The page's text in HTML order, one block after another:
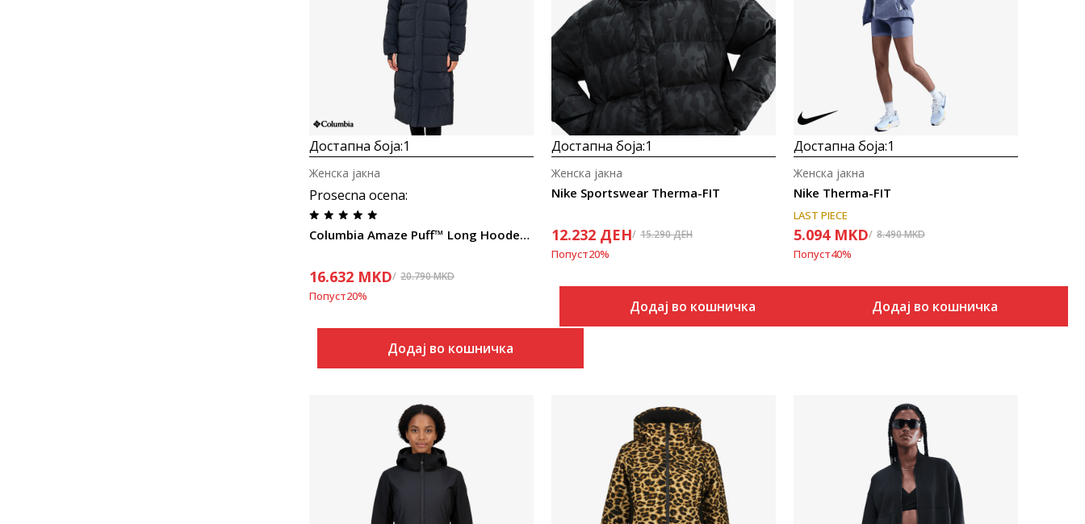
Uporedi
Достапна боја:1
Prosecna ocena:
Columbia Amaze Puff™ Long Hooded Jacket
Женска јакна
16.632 MKD 20.790MKD
Попуст20%
Додај во кошничка
Uporedi
Достапна боја:1
Nike Sportswear Therma-FIT
Женска јакна
12.232 ДЕН 15.290ДЕН
Попуст20%
Додај во кошничка
Uporedi
Достапна боја:1
Nike Therma-FIT
Женска јакна
LAST PIECE
5.094 MKD 8.490MKD
Попуст40%
Додај во кошничка
Uporedi Uporedi